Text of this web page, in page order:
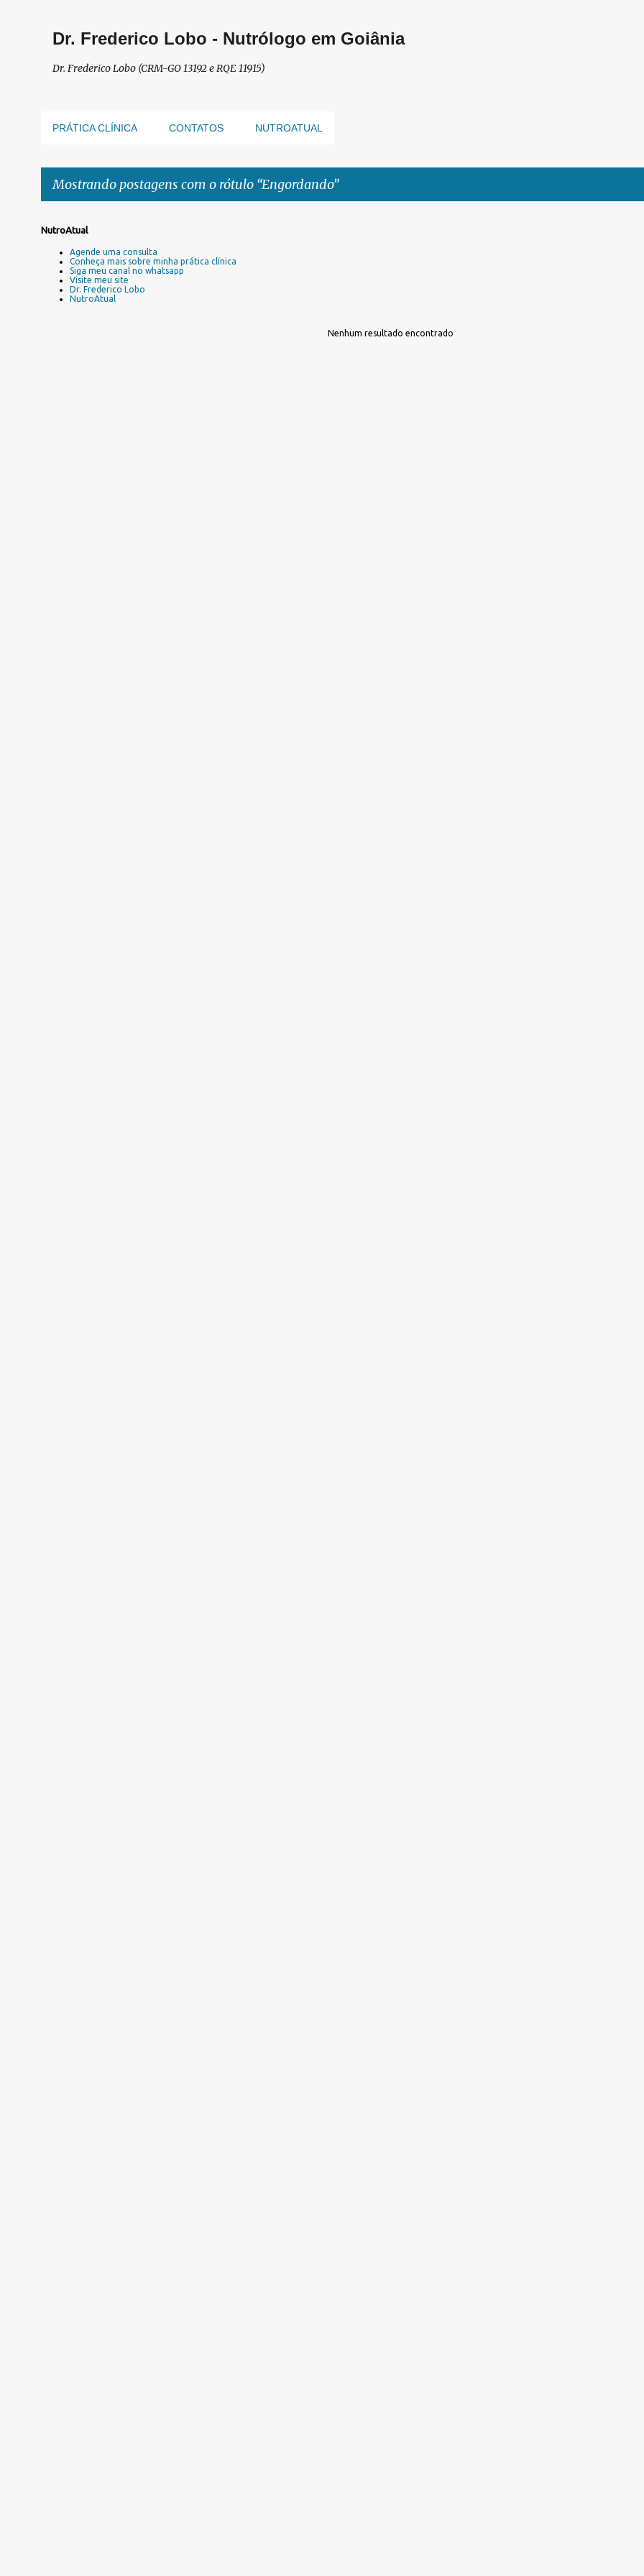
Dr. Frederico Lobo - Nutrólogo em Goiânia
Dr. Frederico Lobo (CRM-GO 13192 e RQE 11915)
PRÁTICA CLÍNICA CONTATOS NUTROATUAL
Mostrando postagens com o rótulo Engordando
P
NutroAtual
Agende uma consulta
Conheça mais sobre minha prática clínica
Siga meu canal no whatsapp
Visite meu site
Dr. Frederico Lobo
NutroAtual
Nenhum resultado encontrado